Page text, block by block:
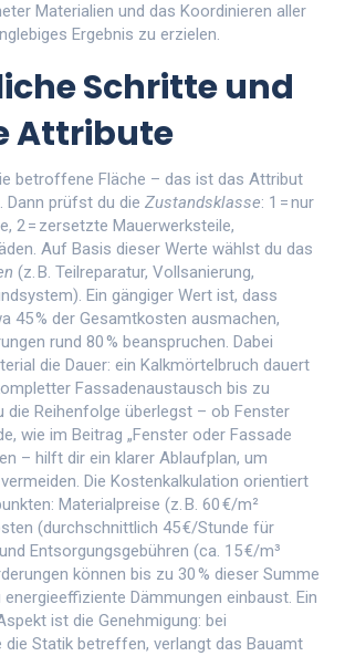
Materialien und das Koordinieren aller
Ergebnis zu erzielen.
Schritte und
Attribute
betroffene Fläche – das ist das Attribut
Dann prüfst du die Zustandsklasse: 1 = nur
2 = zersetzte Mauerwerksteile,
Auf Basis dieser Werte wählst du das
(z. B. Teilreparatur, Vollsanierung,
Ein gängiger Wert ist, dass
45 % der Gesamtkosten ausmachen,
rund 80 % beanspruchen. Dabei
die Dauer: ein Kalkmörtelbruch dauert
Fassadenaustausch bis zu
die Reihenfolge überlegst – ob Fenster
wie im Beitrag „Fenster oder Fassade
– hilft dir ein klarer Ablaufplan, um
Die Kostenkalkulation orientiert
Materialpreise (z. B. 60 €/m²
(durchschnittlich 45 €/Stunde für
Entsorgungsgebühren (ca. 15 €/m³
können bis zu 30 % dieser Summe
energieeffiziente Dämmungen einbaust. Ein
ist die Genehmigung: bei
die Statik betreffen, verlangt das Bauamt